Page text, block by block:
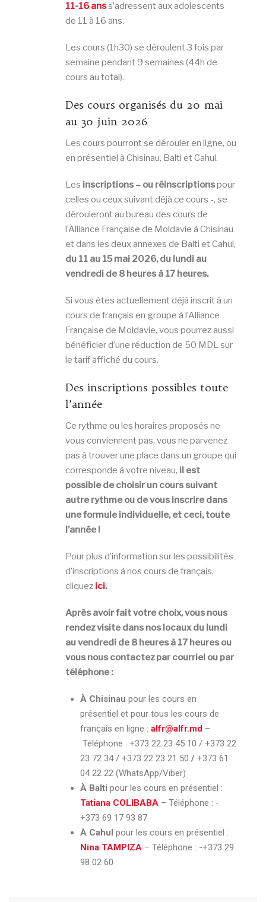
11-16 anss’adressent aux adolescents
de 11 à 16 ans.
Les cours (1h30) se déroulent 3 fois par
semaine pendant 9 semaines (44h de
cours au total).
Des cours organisés du 20 mai
au 30 juin 2026
Les cours pourront se dérouler en ligne, ou
en présentiel à Chisinau, Balti et Cahul.
Les inscriptions – ou réinscriptionspour
celles ou ceux suivant déjà ce cours -, se
dérouleront au bureau des cours de
l’Alliance Française de Moldavie à Chisinau
et dans les deux annexes de Balti et Cahul,
du 11 au 15 mai 2026, du lundi au
vendredi de 8 heures à 17 heures.
Si vous êtes actuellement déjà inscrit à un
cours de français en groupe à l’Alliance
Française de Moldavie, vous pourrez aussi
bénéficier d’une réduction de 50 MDL sur
le tarif affiché du cours.
Des inscriptions possibles toute
l’année
Ce rythme ou les horaires proposés ne
vous conviennent pas, vous ne parvenez
pas à trouver une place dans un groupe qui
corresponde à votre niveau, il est
possible de choisir un cours suivant
autre rythme ou de vous inscrire dans
une formule individuelle, et ceci, toute
l’année !
Pour plus d’information sur les possibilités
d’inscriptions à nos cours de français,
cliquez ici.
Après avoir fait votre choix, vous nous
rendez visite dans nos locaux du lundi
au vendredi de 8 heures à 17 heures ou
vous nous contactez par courriel ou par
téléphone :
À Chisinau pour les cours en
présentiel et pour tous les cours de
français en ligne : alfr@alfr.md –
Téléphone : +373 22 23 45 10 / +373 22
23 72 34 / +373 22 23 21 50 / +373 61
04 22 22 (WhatsApp/Viber)
À Balti pour les cours en présentiel :
Tatiana COLIBABA – Téléphone : -
+373 69 17 93 87
À Cahul pour les cours en présentiel :
Nina TAMPIZA – Téléphone : -+373 29
98 02 60